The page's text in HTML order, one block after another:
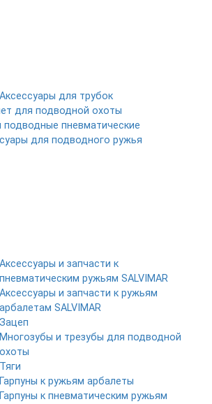
Аксессуары для трубок
для подводной охоты
подводные пневматические
для подводного ружья
Аксессуары и запчасти к
пневматическим ружьям SALVIMAR
Аксессуары и запчасти к ружьям
арбалетам SALVIMAR
Зацеп
Многозубы и трезубы для подводной
охоты
Тяги
Гарпуны к ружьям арбалеты
Гарпуны к пневматическим ружьям